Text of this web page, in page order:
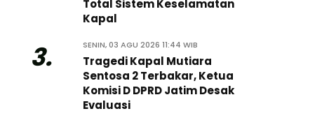
Total Sistem Keselamatan
Kapal
3. SENIN, 03 AGU 2026 11:44 WIB
Tragedi Kapal Mutiara
Sentosa 2 Terbakar, Ketua
Komisi D DPRD Jatim Desak
Evaluasi